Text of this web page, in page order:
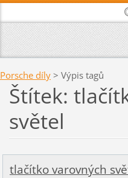
Porsche díly > Výpis tagů
Štítek:
světel
tlačítko varovných